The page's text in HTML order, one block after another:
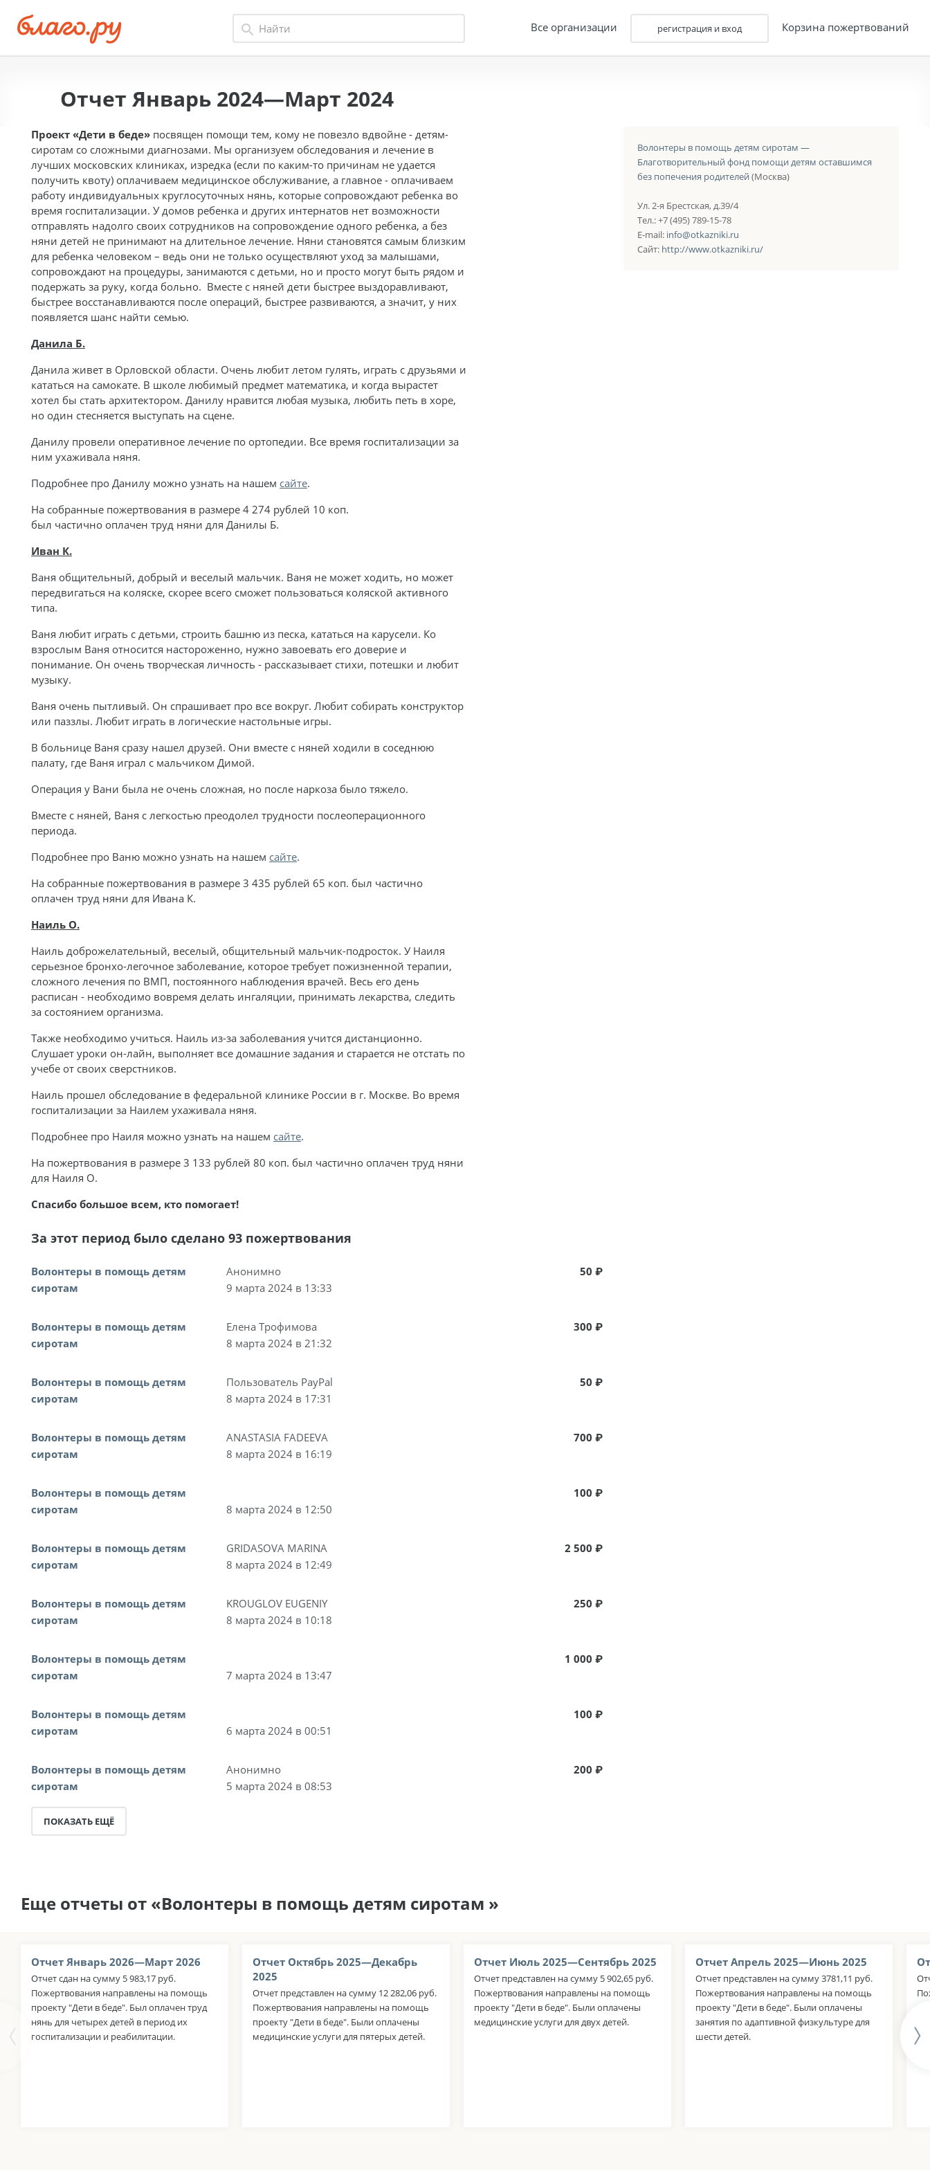
Все организации регистрация и вход Корзина пожертвований
Отчет Январь 2024—Март 2024
Проект «Дети в беде» посвящен помощи тем, кому не повезло вдвойне - детям-
сиротам со сложными диагнозами. Мы организуем обследования и лечение в
лучших московских клиниках, изредка (если по каким-то причинам не удается
получить квоту) оплачиваем медицинское обслуживание, а главное - оплачиваем
работу индивидуальных круглосуточных нянь, которые сопровождают ребенка во
время госпитализации. У домов ребенка и других интернатов нет возможности
отправлять надолго своих сотрудников на сопровождение одного ребенка, а без
няни детей не принимают на длительное лечение. Няни становятся самым близким
для ребенка человеком – ведь они не только осуществляют уход за малышами,
сопровождают на процедуры, занимаются с детьми, но и просто могут быть рядом и
подержать за руку, когда больно. Вместе с няней дети быстрее выздоравливают,
быстрее восстанавливаются после операций, быстрее развиваются, а значит, у них
появляется шанс найти семью.
Данила Б.
Данила живет в Орловской области. Очень любит летом гулять, играть с друзьями и
кататься на самокате. В школе любимый предмет математика, и когда вырастет
хотел бы стать архитектором. Данилу нравится любая музыка, любить петь в хоре,
но один стесняется выступать на сцене.
Данилу провели оперативное лечение по ортопедии. Все время госпитализации за
ним ухаживала няня.
Подробнее про Данилу можно узнать на нашем сайте.
На собранные пожертвования в размере 4 274 рублей 10 коп.
был частично оплачен труд няни для Данилы Б.
Иван К.
Ваня общительный, добрый и веселый мальчик. Ваня не может ходить, но может
передвигаться на коляске, скорее всего сможет пользоваться коляской активного
типа.
Ваня любит играть с детьми, строить башню из песка, кататься на карусели. Ко
взрослым Ваня относится настороженно, нужно завоевать его доверие и
понимание. Он очень творческая личность - рассказывает стихи, потешки и любит
музыку.
Ваня очень пытливый. Он спрашивает про все вокруг. Любит собирать конструктор
или паззлы. Любит играть в логические настольные игры.
В больнице Ваня сразу нашел друзей. Они вместе с няней ходили в соседнюю
палату, где Ваня играл с мальчиком Димой.
Операция у Вани была не очень сложная, но после наркоза было тяжело.
Вместе с няней, Ваня с легкостью преодолел трудности послеоперационного
периода.
Подробнее про Ваню можно узнать на нашем сайте.
На собранные пожертвования в размере 3 435 рублей 65 коп. был частично
оплачен труд няни для Ивана К.
Наиль О.
Наиль доброжелательный, веселый, общительный мальчик-подросток. У Наиля
серьезное бронхо-легочное заболевание, которое требует пожизненной терапии,
сложного лечения по ВМП, постоянного наблюдения врачей. Весь его день
расписан - необходимо вовремя делать ингаляции, принимать лекарства, следить
за состоянием организма.
Также необходимо учиться. Наиль из-за заболевания учится дистанционно.
Слушает уроки он-лайн, выполняет все домашние задания и старается не отстать по
учебе от своих сверстников.
Наиль прошел обследование в федеральной клинике России в г. Москве. Во время
госпитализации за Наилем ухаживала няня.
Подробнее про Наиля можно узнать на нашем сайте.
На пожертвования в размере 3 133 рублей 80 коп. был частично оплачен труд няни
для Наиля О.
Спасибо большое всем, кто помогает!
За этот период было сделано 93 пожертвования
Волонтеры в помощь детям
сиротам
Анонимно
9 марта 2024 в 13:33
50 ₽
Волонтеры в помощь детям
сиротам
Елена Трофимова
8 марта 2024 в 21:32
300 ₽
Волонтеры в помощь детям
сиротам
Пользователь PayPal
8 марта 2024 в 17:31
50 ₽
Волонтеры в помощь детям
сиротам
ANASTASIA FADEEVA
8 марта 2024 в 16:19
700 ₽
Волонтеры в помощь детям
сиротам
8 марта 2024 в 12:50
100 ₽
Волонтеры в помощь детям
сиротам
GRIDASOVA MARINA
8 марта 2024 в 12:49
2 500 ₽
Волонтеры в помощь детям
сиротам
KROUGLOV EUGENIY
8 марта 2024 в 10:18
250 ₽
Волонтеры в помощь детям
сиротам
7 марта 2024 в 13:47
1 000 ₽
Волонтеры в помощь детям
сиротам
6 марта 2024 в 00:51
100 ₽
Волонтеры в помощь детям
сиротам
Анонимно
5 марта 2024 в 08:53
200 ₽
ПОКАЗАТЬ ЕЩЁ
Волонтеры в помощь детям сиротам —
Благотворительный фонд помощи детям оставшимся
без попечения родителей (Москва)
Ул. 2-я Брестская, д.39/4
Тел.: +7 (495) 789-15-78
E-mail: info@otkazniki.ru
Сайт: http://www.otkazniki.ru/
Еще отчеты от «Волонтеры в помощь детям сиротам »
Отчет Январь 2026—Март 2026
Отчет сдан на сумму 5 983,17 руб.
Пожертвования направлены на помощь
проекту "Дети в беде". Был оплачен труд
нянь для четырех детей в период их
госпитализации и реабилитации.
Отчет Октябрь 2025—Декабрь
2025
Отчет представлен на сумму 12 282,06 руб.
Пожертвования направлены на помощь
проекту "Дети в беде". Были оплачены
медицинские услуги для пятерых детей.
Отчет Июль 2025—Сентябрь 2025
Отчет представлен на сумму 5 902,65 руб.
Пожертвования направлены на помощь
проекту "Дети в беде". Были оплачены
медицинские услуги для двух детей.
Отчет Апрель 2025—Июнь 2025
Отчет представлен на сумму 3781,11 руб.
Пожертвования направлены на помощь
проекту "Дети в беде". Были оплачены
занятия по адаптивной физкультуре для
шести детей.